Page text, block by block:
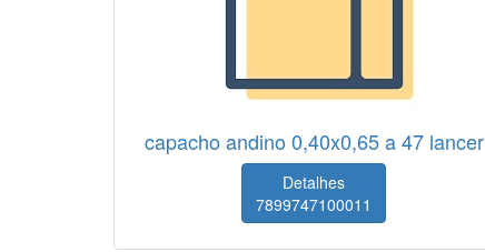
capacho andino 0,40x0,65 a 47 lancer
Detalhes
7899747100011